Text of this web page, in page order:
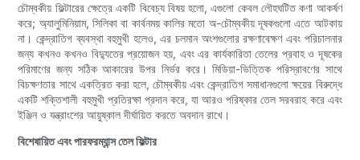
চৌম্বকীয় ফিল্টারের ক্ষেত্রে একটি বিবেচ্য বিষয় হলো, এগুলো কেবল লৌহঘটিত কণা আকর্ষণ
করে; অ্যালুমিনিয়াম, সিলিকা বা কার্বনময় কালির মতো অ-চৌম্বকীয় দূষকগুলো এতে আটকায়
না। কেন্দ্রাতিগ ব্যবস্থা বহুমুখী হলেও, এর চলমান অংশগুলোর রক্ষণাবেক্ষণ এবং পরিচালনার
জন্য কখনও কখনও বিদ্যুতের প্রয়োজন হয়, এবং এর কার্যকারিতা তেলের প্রবাহ ও দূষকের
পরিমাণের জন্য সঠিক আকারের উপর নির্ভর করে। মিডিয়া-ভিত্তিক পরিস্রাবণের সাথে
বিচক্ষণতার সাথে একত্রিত করা হলে, চৌম্বকীয় এবং কেন্দ্রাতিগ সমাধানগুলো ক্ষয়ের বিরুদ্ধে
একটি শক্তিশালী বহুমুখী প্রতিরক্ষা প্রদান করে, যা আরও পরিষ্কার তেল সরবরাহ করে এবং
ইঞ্জিন ও যন্ত্রাংশের আয়ুষ্কাল দীর্ঘায়িত করতে অবদান রাখে।
বিশেষায়িত এবং পারফরম্যান্স তেল ফিল্টার